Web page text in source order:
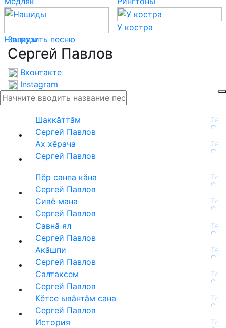
Нашиды
У костра
Загрузить песню
Сергей Павлов
Вконтакте
Instagram
Шаккăттăм
Сергей Павлов
Ах хӗрача
Сергей Павлов
Пӗр санпа кăна
Сергей Павлов
Сивӗ мана
Сергей Павлов
Савнă ял
Сергей Павлов
Акăшпи
Сергей Павлов
Салтаксем
Сергей Павлов
Кĕтсе ывăнтăм сана
Сергей Павлов
История